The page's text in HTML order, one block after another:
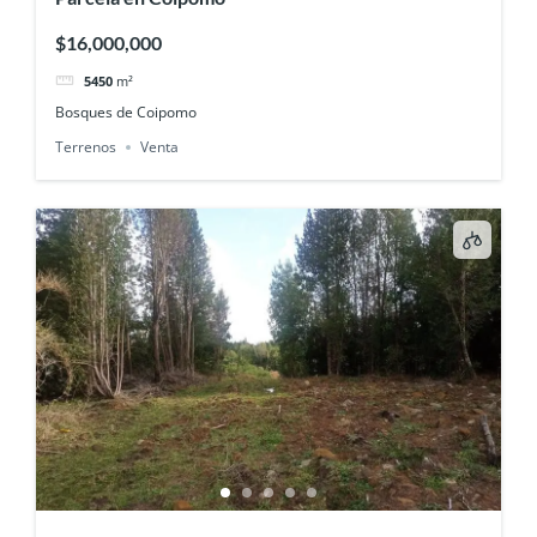
$16,000,000
5450 m²
Bosques de Coipomo
Terrenos
Venta